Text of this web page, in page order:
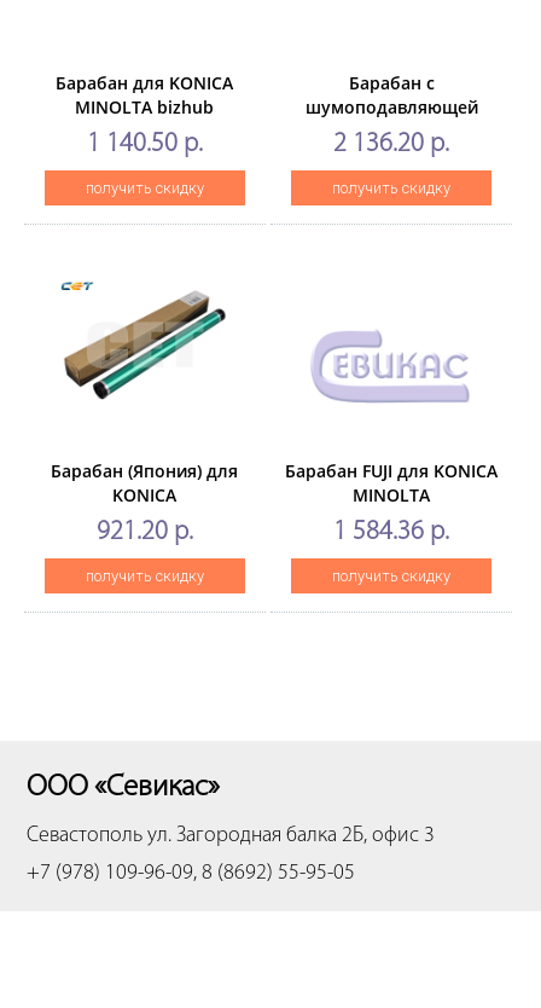
Барабан для KONICA
MINOLTA bizhub
227/287/367 (CET),105000
стр., CET101060
1 140.50 р.
получить скидку
Барабан с
шумоподавляющей
вставкой (Япония)
DR214K дляKONICA
MINOLTA Bizhub
C227/287 (CET), 105000
стр.,CET101016
2 136.20 р.
получить скидку
Барабан (Япония) для
KONICA
MINOLTADi250/350/251/351/2510/3510
(CET), 50000 стр.,
CET1822N
921.20 р.
получить скидку
Барабан FUJI для KONICA
MINOLTA
BizhubC220/C280/C224/C284/
1 584.36 р.
получить скидку
ООО «Севикас»
Севастополь ул. Загородная балка 2Б, офис 3
+7 (978) 109-96-09, 8 (8692) 55-95-05